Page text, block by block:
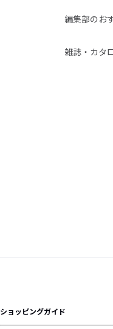
編集部のお
雑誌・カタ
ショッピングガイド